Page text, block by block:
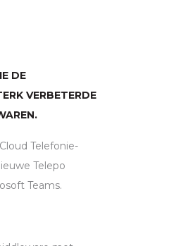
DE
VERBETERDE
Telefonie-
Telepo
Teams.